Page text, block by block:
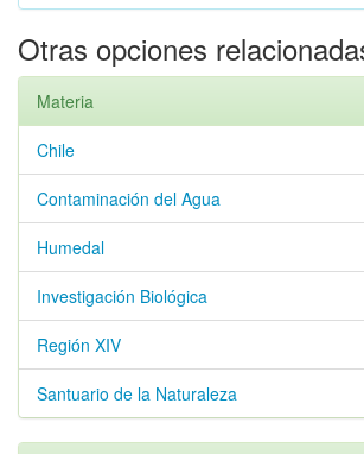
Otras opciones
Materia
Chile
Contaminación del Agua
Humedal
Investigación Biológica
Región XIV
Santuario de la Naturaleza